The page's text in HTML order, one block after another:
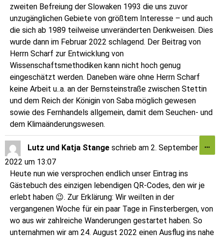
zweiten Befreiung der Slowaken 1993 die uns zuvor
unzugänglichen Gebiete von größtem Interesse – und auch
die sich ab 1989 teilweise unveränderten Denkweisen. Dies
wurde dann im Februar 2022 schlagend. Der Beitrag von
Herrn Scharf zur Entwicklung von
Wissenschaftsmethodiken kann nicht hoch genug
eingeschätzt werden. Daneben wäre ohne Herrn Scharf
keine Arbeit u..a. an der Bernsteinstraße zwischen Stettin
und dem Reich der Königin von Saba möglich gewesen
sowie des Fernhandels allgemein, damit dem Seuchen- und
dem Klimaänderungswesen.
Lutz und Katja Stange schrieb am 2. September
2022 um 13:07
Heute nun wie versprochen endlich unser Eintrag ins
Gästebuch des einzigen lebendigen QR-Codes, den wir je
erlebt haben 😉. Zur Erklärung: Wir weilten in der
vergangenen Woche für ein paar Tage in Finsterbergen, von
wo aus wir zahlreiche Wanderungen gestartet haben. So
unternahmen wir am 24. August 2022 einen Ausflug ins nahe
…